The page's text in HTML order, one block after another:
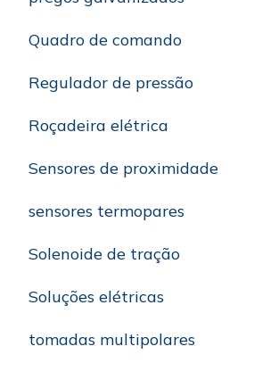
Quadro de comando
Regulador de pressão
Roçadeira elétrica
Sensores de proximidade
sensores termopares
Solenoide de tração
Soluções elétricas
tomadas multipolares